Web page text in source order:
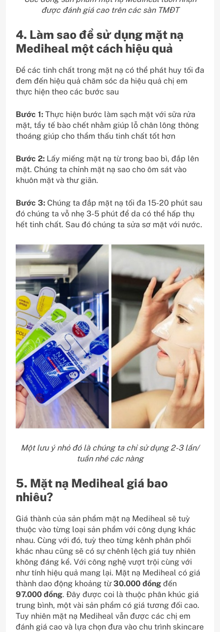
được đánh giá cao trên các sàn TMĐT
4. Làm sao để sử dụng mặt nạ
Mediheal một cách hiệu quả
Để các tinh chất trong mặt nạ có thể phát huy tối đa
đem đến hiệu quả chăm sóc da hiệu quả chị em
thực hiện theo các bước sau
Bước 1: Thực hiện bước làm sạch mặt với sữa rửa
mặt, tẩy tế bào chết nhằm giúp lỗ chân lông thông
thoáng giúp cho thẩm thấu tinh chất tốt hơn
Bước 2: Lấy miếng mặt nạ từ trong bao bì, đắp lên
mặt. Chúng ta chỉnh mặt nạ sao cho ôm sát vào
khuôn mặt và thư giãn.
Bước 3: Chúng ta đắp mặt nạ tối đa 15-20 phút sau
đó chúng ta vỗ nhẹ 3-5 phút để da có thể hấp thụ
hết tinh chất. Sau đó chúng ta sửa sơ mặt với nước.
Một lưu ý nhỏ đó là chúng ta chỉ sử dụng 2-3 lần/
tuần nhé các nàng
5. Mặt nạ Mediheal giá bao
nhiêu?
Giá thành của sản phẩm mặt nạ Mediheal sẽ tuỳ
thuộc vào từng loại sản phẩm với công dụng khác
nhau. Cùng với đó, tuỳ theo từng kênh phân phối
khác nhau cũng sẽ có sự chênh lệch giá tuy nhiên
không đáng kể. Với công nghệ vượt trội cùng với
như tính hiệu quả mang lại. Mặt nạ Mediheal có giá
thành dao động khoảng từ30.000 đồng đến
97.000 đồng. Đây được coi là thuộc phân khúc giá
trung bình, một vài sản phẩm có giá tương đối cao.
Tuy nhiên mặt nạ Mediheal vẫn được các chị em
đánh giá cao và lựa chọn đưa vào chu trình skincare